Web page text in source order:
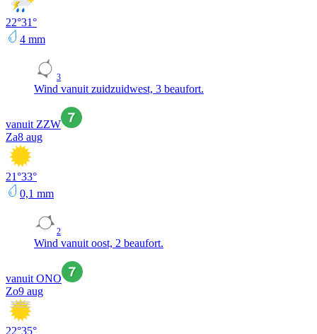
22°31°
4 mm
3
Wind vanuit zuidzuidwest, 3 beaufort.
vanuit ZZW
Za8 aug
21°33°
0,1 mm
2
Wind vanuit oost, 2 beaufort.
vanuit ONO
Zo9 aug
22°35°